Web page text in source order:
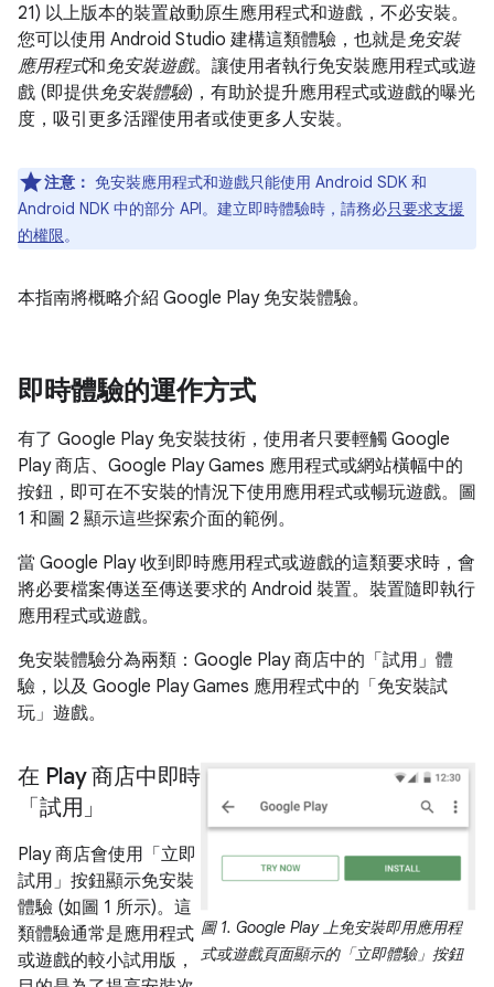
21) 以上版本的裝置啟動原生應用程式和遊戲，不必安裝。
您可以使用 Android Studio 建構這類體驗，也就是免安裝
應用程式和免安裝遊戲。讓使用者執行免安裝應用程式或遊
戲 (即提供免安裝體驗)，有助於提升應用程式或遊戲的曝光
度，吸引更多活躍使用者或使更多人安裝。
注意： 免安裝應用程式和遊戲只能使用 Android SDK 和
Android NDK 中的部分 API。建立即時體驗時，請務必只要求支援
的權限。
本指南將概略介紹 Google Play 免安裝體驗。
即時體驗的運作方式
有了 Google Play 免安裝技術，使用者只要輕觸 Google
Play 商店、Google Play Games 應用程式或網站橫幅中的
按鈕，即可在不安裝的情況下使用應用程式或暢玩遊戲。圖
1 和圖 2 顯示這些探索介面的範例。
當 Google Play 收到即時應用程式或遊戲的這類要求時，會
將必要檔案傳送至傳送要求的 Android 裝置。裝置隨即執行
應用程式或遊戲。
免安裝體驗分為兩類：Google Play 商店中的「試用」體
驗，以及 Google Play Games 應用程式中的「免安裝試
玩」遊戲。
圖 1. Google Play 上免安裝即用應用程
式或遊戲頁面顯示的「立即體驗」 按鈕
在 Play 商店中即時
「試用」
Play 商店會使用「立即
試用」 按鈕顯示免安裝
體驗 (如圖 1 所示)。這
類體驗通常是應用程式
或遊戲的較小試用版，